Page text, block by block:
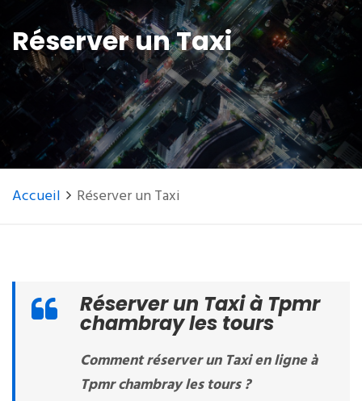
Réserver un Taxi
Accueil Réserver un Taxi
Réserver un Taxi à Tpmr
chambray les tours
Comment réserver un Taxi en ligne à
Tpmr chambray les tours ?